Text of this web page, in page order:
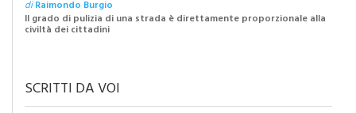
diRaimondo Burgio
Il grado di pulizia di una strada è direttamente proporzionale alla
civiltà dei cittadini
SCRITTI DA VOI